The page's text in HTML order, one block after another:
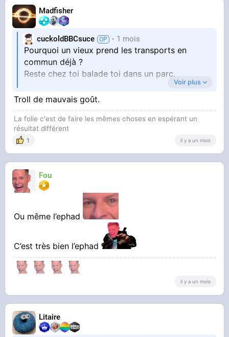
Madfisher
cuckoldBBCsuce 1 mois
Pourquoi un vieux prend les transports en
commun déjà ?
Reste chez toi balade toi dans un parc.
Pourquoi faire chier les jeunes qui eux en ont
vraiment besoin?
Voir plus
Troll de mauvais goût.
La folie c'est de faire les mêmes choses en espérant un
résultat différent
1 il y a un mois
Fou
Ou même l’ephad
C’est très bien l’ephad
il y a un mois
Litaire